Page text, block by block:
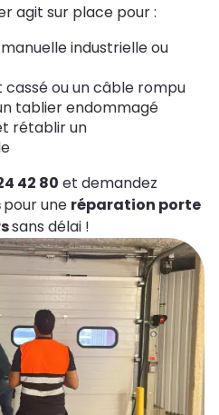
agit sur place pour :
industrielle ou
ou un câble rompu
tablier endommagé
rétablir un
42 80 et demandez
pour une réparation porte
sans délai !